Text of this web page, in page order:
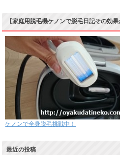
【家庭用脱毛機ケノンで脱毛日記その効果
ケノンで全身脱毛挑戦中！
最近の投稿